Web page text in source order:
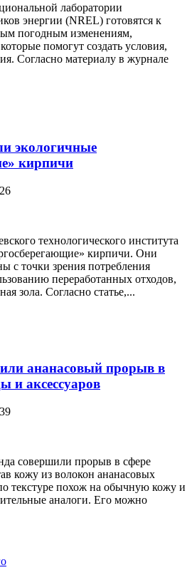
лаборатории
энергии (NREL) готовятся к
погодным изменениям,
помогут создать условия,
Согласно материалу в журнале
экологичные
кирпичи
технологического института
кирпичи. Они
с точки зрения потребления
переработанных отходов,
зола. Согласно статье,...
ананасовый прорыв в
и аксессуаров
совершили прорыв в сфере
кожу из волокон ананасовых
текстуре похож на обычную кожу и
аналоги. Его можно